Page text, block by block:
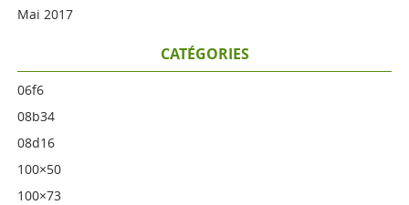
Mai 2017
CATÉGORIES
06f6
08b34
08d16
100×50
100×73